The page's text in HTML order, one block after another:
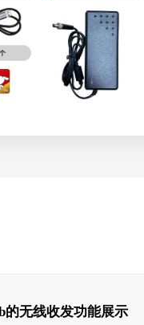
的无线收发功能展示